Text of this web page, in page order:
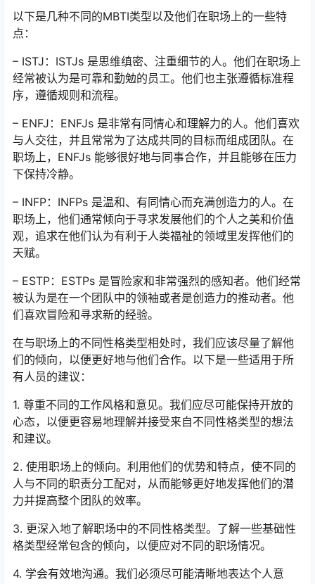
以下是几种不同的MBTI类型以及他们在职场上的一些特
点：
– ISTJ：ISTJs 是思维缜密、注重细节的人。他们在职场上
经常被认为是可靠和勤勉的员工。他们也主张遵循标准程
序，遵循规则和流程。
– ENFJ：ENFJs 是非常有同情心和理解力的人。他们喜欢
与人交往，并且常常为了达成共同的目标而组成团队。在
职场上，ENFJs 能够很好地与同事合作，并且能够在压力
下保持冷静。
– INFP：INFPs 是温和、有同情心而充满创造力的人。在
职场上，他们通常倾向于寻求发展他们的个人之美和价值
观，追求在他们认为有利于人类福祉的领域里发挥他们的
天赋。
– ESTP：ESTPs 是冒险家和非常强烈的感知者。他们经常
被认为是在一个团队中的领袖或者是创造力的推动者。他
们喜欢冒险和寻求新的经验。
在与职场上的不同性格类型相处时，我们应该尽量了解他
们的倾向，以便更好地与他们合作。以下是一些适用于所
有人员的建议：
1. 尊重不同的工作风格和意见。我们应尽可能保持开放的
心态，以便更容易地理解并接受来自不同性格类型的想法
和建议。
2. 使用职场上的倾向。利用他们的优势和特点，使不同的
人与不同的职责分工配对，从而能够更好地发挥他们的潜
力并提高整个团队的效率。
3. 更深入地了解职场中的不同性格类型。了解一些基础性
格类型经常包含的倾向，以便应对不同的职场情况。
4. 学会有效地沟通。我们必须尽可能清晰地表达个人意